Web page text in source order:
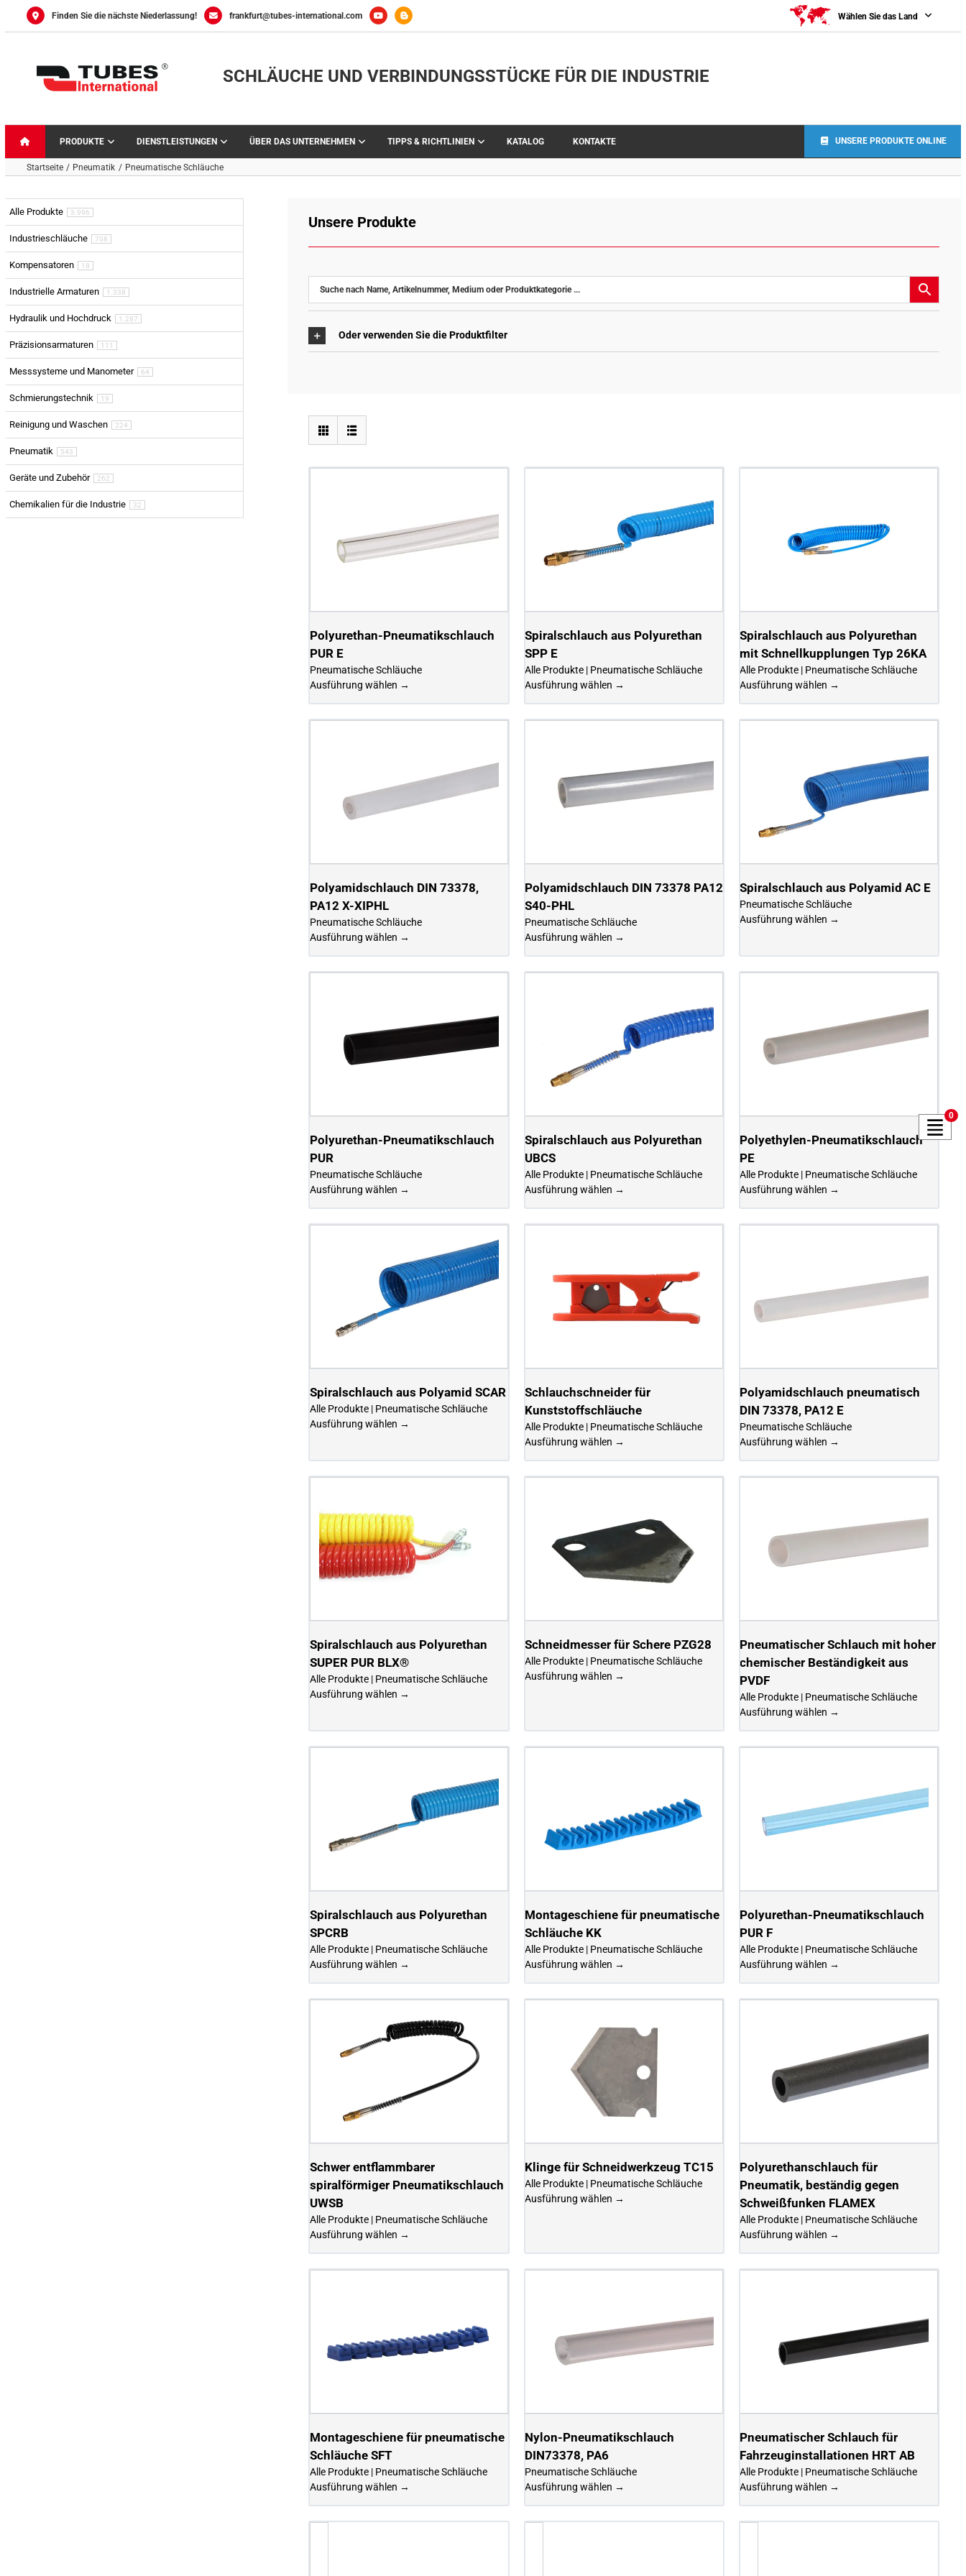
Finden Sie die nächste Niederlassung! frankfurt@tubes-international.com Wählen Sie das Land
SCHLÄUCHE UND VERBINDUNGSSTÜCKE FÜR DIE INDUSTRIE
PRODUKTE DIENSTLEISTUNGEN ÜBER DAS UNTERNEHMEN TIPPS & RICHTLINIEN KATALOG KONTAKTE UNSERE PRODUKTE ONLINE
Startseite Pneumatik Pneumatische Schläuche
Unsere Produkte
Oder verwenden Sie die Produktfilter
Polyurethan-Pneumatikschlauch
PUR E
Pneumatische Schläuche
Ausführung wählen →
Spiralschlauch aus Polyurethan
SPP E
Alle Produkte | Pneumatische Schläuche
Ausführung wählen →
Spiralschlauch aus Polyurethan
mit Schnellkupplungen Typ 26KA
Alle Produkte | Pneumatische Schläuche
Ausführung wählen →
Polyamidschlauch DIN 73378,
PA12 X-XIPHL
Pneumatische Schläuche
Ausführung wählen →
Polyamidschlauch DIN 73378 PA12
S40-PHL
Pneumatische Schläuche
Ausführung wählen →
Spiralschlauch aus Polyamid AC E
Pneumatische Schläuche
Ausführung wählen →
Polyurethan-Pneumatikschlauch
PUR
Pneumatische Schläuche
Ausführung wählen →
Spiralschlauch aus Polyurethan
UBCS
Alle Produkte | Pneumatische Schläuche
Ausführung wählen →
Polyethylen-Pneumatikschlauch
PE
Alle Produkte | Pneumatische Schläuche
Ausführung wählen →
Spiralschlauch aus Polyamid SCAR
Alle Produkte | Pneumatische Schläuche
Ausführung wählen →
Schlauchschneider für
Kunststoffschläuche
Alle Produkte | Pneumatische Schläuche
Ausführung wählen →
Polyamidschlauch pneumatisch
DIN 73378, PA12 E
Pneumatische Schläuche
Ausführung wählen →
Spiralschlauch aus Polyurethan
SUPER PUR BLX®
Alle Produkte | Pneumatische Schläuche
Ausführung wählen →
Schneidmesser für Schere PZG28
Alle Produkte | Pneumatische Schläuche
Ausführung wählen →
Pneumatischer Schlauch mit hoher
chemischer Beständigkeit aus
PVDF
Alle Produkte | Pneumatische Schläuche
Ausführung wählen →
Spiralschlauch aus Polyurethan
SPCRB
Alle Produkte | Pneumatische Schläuche
Ausführung wählen →
Montageschiene für pneumatische
Schläuche KK
Alle Produkte | Pneumatische Schläuche
Ausführung wählen →
Polyurethan-Pneumatikschlauch
PUR F
Alle Produkte | Pneumatische Schläuche
Ausführung wählen →
Schwer entflammbarer
spiralförmiger Pneumatikschlauch
UWSB
Alle Produkte | Pneumatische Schläuche
Ausführung wählen →
Klinge für Schneidwerkzeug TC15
Alle Produkte | Pneumatische Schläuche
Ausführung wählen →
Polyurethanschlauch für
Pneumatik, beständig gegen
Schweißfunken FLAMEX
Alle Produkte | Pneumatische Schläuche
Ausführung wählen →
Montageschiene für pneumatische
Schläuche SFT
Alle Produkte | Pneumatische Schläuche
Ausführung wählen →
Nylon-Pneumatikschlauch
DIN73378, PA6
Pneumatische Schläuche
Ausführung wählen →
Pneumatischer Schlauch für
Fahrzeuginstallationen HRT AB
Alle Produkte | Pneumatische Schläuche
Ausführung wählen →
Alle Produkte 3.996
Industrieschläuche 708
Kompensatoren 18
Industrielle Armaturen 1.338
Hydraulik und Hochdruck 1.287
Präzisionsarmaturen 111
Messsysteme und Manometer 64
Schmierungstechnik 19
Reinigung und Waschen 224
Pneumatik 543
Geräte und Zubehör 262
Chemikalien für die Industrie 32
0